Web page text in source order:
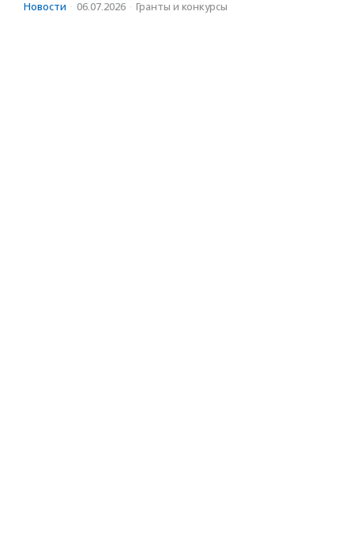
Новости · 06.07.2026 · Гранты и конкурсы